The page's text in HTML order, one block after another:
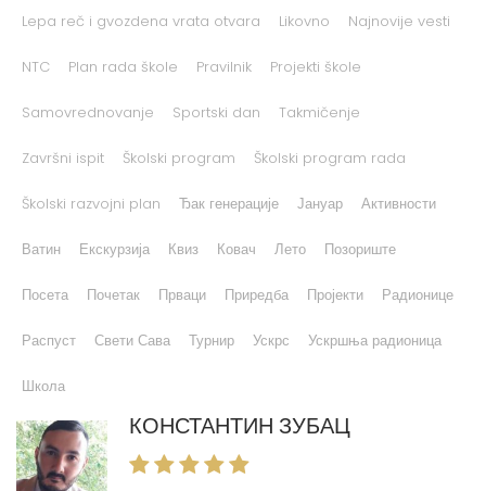
Lepa reč i gvozdena vrata otvara Likovno Najnovije vesti
NTC Plan rada škole Pravilnik Projekti škole
Samovrednovanje Sportski dan Takmičenje
Završni ispit Školski program Školski program rada
Školski razvojni plan Ђак генерације Јануар Активности
Ватин Екскурзија Квиз Ковач Лето Позориште
Посета Почетак Прваци Приредба Пројекти Радионице
Распуст Свети Сава Турнир Ускрс Ускршња радионица
Школа
КОНСТАНТИН ЗУБАЦ